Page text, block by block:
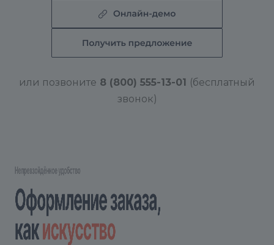
или позвоните 8 (800) 555-13-01 (бесплатный
звонок)